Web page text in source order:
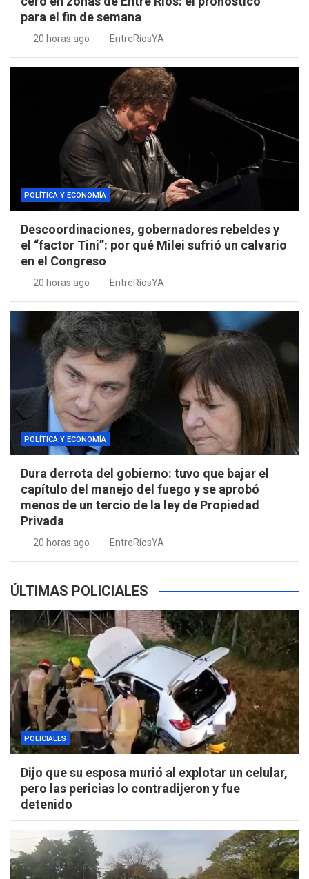
para el fin de semana
20 horas ago EntreRíosYA
POLÍTICA Y ECONOMÍA
Descoordinaciones, gobernadores rebeldes y
el “factor Tini”: por qué Milei sufrió un calvario
en el Congreso
20 horas ago EntreRíosYA
POLÍTICA Y ECONOMÍA
Dura derrota del gobierno: tuvo que bajar el
capítulo del manejo del fuego y se aprobó
menos de un tercio de la ley de Propiedad
Privada
20 horas ago EntreRíosYA
ÚLTIMAS POLICIALES
POLICIALES
Dijo que su esposa murió al explotar un celular,
pero las pericias lo contradijeron y fue
detenido